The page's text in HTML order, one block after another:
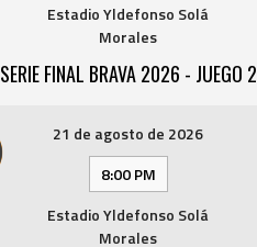
Estadio Yldefonso Solá
Morales
SERIE FINAL BRAVA 2026 - JUEGO 2
21 de agosto de 2026
8:00 PM
Estadio Yldefonso Solá
Morales